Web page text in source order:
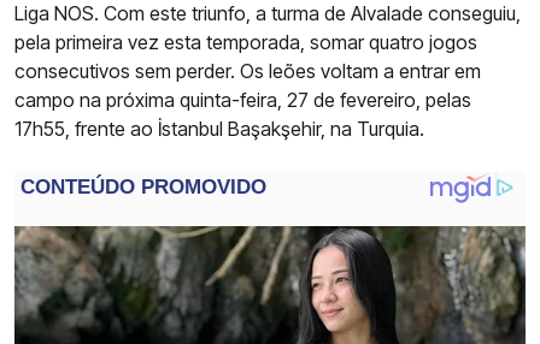
Liga NOS. Com este triunfo, a turma de Alvalade conseguiu,
pela primeira vez esta temporada, somar quatro jogos
consecutivos sem perder. Os leões voltam a entrar em
campo na próxima quinta-feira, 27 de fevereiro, pelas
17h55, frente ao İstanbul Başakşehir, na Turquia.